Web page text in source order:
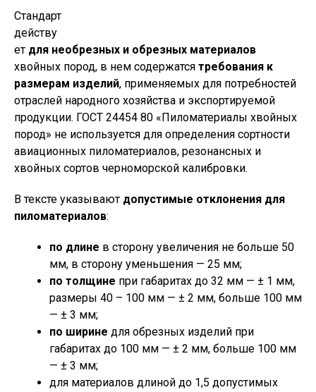
Стандарт
действу
ет для необрезных и обрезных материалов
хвойных пород, в нем содержатся требования к
размерам изделий, применяемых для потребностей
отраслей народного хозяйства и экспортируемой
продукции. ГОСТ 24454 80 «Пиломатериалы хвойных
пород» не используется для определения сортности
авиационных пиломатериалов, резонансных и
хвойных сортов черноморской калибровки.
В тексте указывают допустимые отклонения для
пиломатериалов:
по длине в сторону увеличения не больше 50
мм, в сторону уменьшения — 25 мм;
по толщине при габаритах до 32 мм — ± 1 мм,
размеры 40 – 100 мм — ± 2 мм, больше 100 мм
— ± 3 мм;
по ширине для обрезных изделий при
габаритах до 100 мм — ± 2 мм, больше 100 мм
— ± 3 мм;
для материалов длиной до 1,5 допустимых